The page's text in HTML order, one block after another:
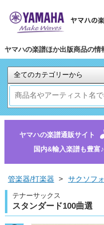
ヤマハの楽譜ほか出版商品の情
ヤマハの楽譜通販サイト
国内&輸入楽譜も豊富♪
管楽器/打楽器 > サクソフ
テナーサックス
スタンダード100曲選